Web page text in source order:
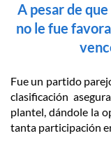
A pesar de
no le fue
Fue un partido
clasificación
plantel, dándole la
tanta participación